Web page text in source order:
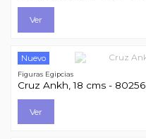
Ver
Nuevo
Figuras Egipcias
Cruz Ankh, 18 cms - 80256
Ver